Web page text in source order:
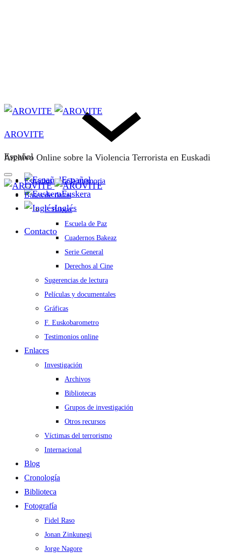
Español
Español
Euskera
Inglés
Contacto
AROVITE
Archivo Online sobre la Violencia Terrorista en Euskadi
Espacios para la memoria
Bases de datos
F. Bakeaz
Escuela de Paz
Cuadernos Bakeaz
Serie General
Derechos al Cine
Sugerencias de lectura
Películas y documentales
Gráficas
F. Euskobarometro
Testimonios online
Enlaces
Investigación
Archivos
Bibliotecas
Grupos de investigación
Otros recursos
Víctimas del terrorismo
Internacional
Blog
Cronología
Biblioteca
Fotografía
Fidel Raso
Jonan Zinkunegi
Jorge Nagore